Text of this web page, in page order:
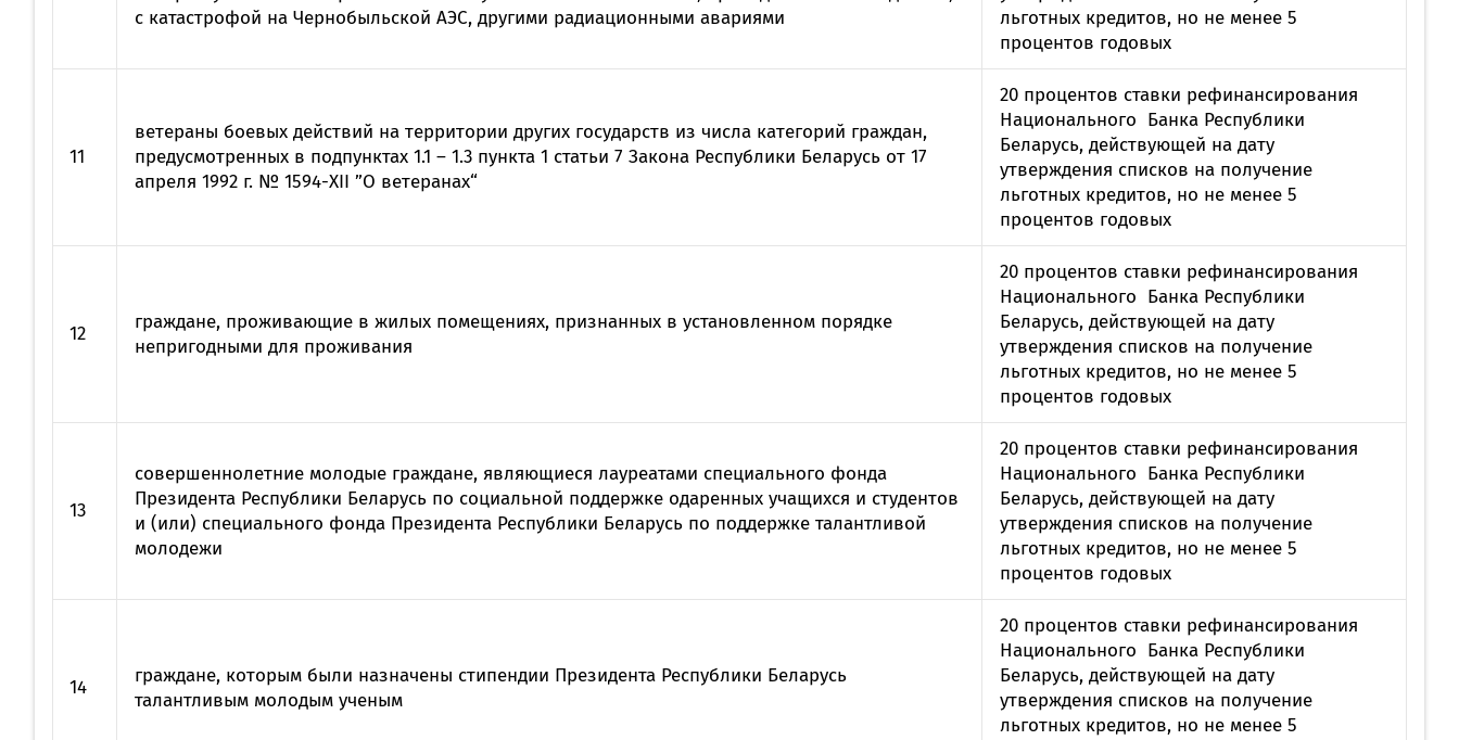
с катастрофой на Чернобыльской АЭС, другими радиационными авариями
льготных кредитов, но не менее 5
процентов годовых
11
ветераны боевых действий на территории других государств из числа категорий граждан,
предусмотренных в подпунктах 1.1 – 1.3 пункта 1 статьи 7 Закона Республики Беларусь от 17
апреля 1992 г. № 1594-XII ”О ветеранах“
20 процентов ставки рефинансирования
Национального Банка Республики
Беларусь, действующей на дату
утверждения списков на получение
льготных кредитов, но не менее 5
процентов годовых
12
граждане, проживающие в жилых помещениях, признанных в установленном порядке
непригодными для проживания
20 процентов ставки рефинансирования
Национального Банка Республики
Беларусь, действующей на дату
утверждения списков на получение
льготных кредитов, но не менее 5
процентов годовых
13
совершеннолетние молодые граждане, являющиеся лауреатами специального фонда
Президента Республики Беларусь по социальной поддержке одаренных учащихся и студентов
и (или) специального фонда Президента Республики Беларусь по поддержке талантливой
молодежи
20 процентов ставки рефинансирования
Национального Банка Республики
Беларусь, действующей на дату
утверждения списков на получение
льготных кредитов, но не менее 5
процентов годовых
14
граждане, которым были назначены стипендии Президента Республики Беларусь
талантливым молодым ученым
20 процентов ставки рефинансирования
Национального Банка Республики
Беларусь, действующей на дату
утверждения списков на получение
льготных кредитов, но не менее 5